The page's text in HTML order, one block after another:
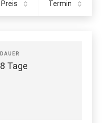
Termin
Preis
DAUER
8 Tage